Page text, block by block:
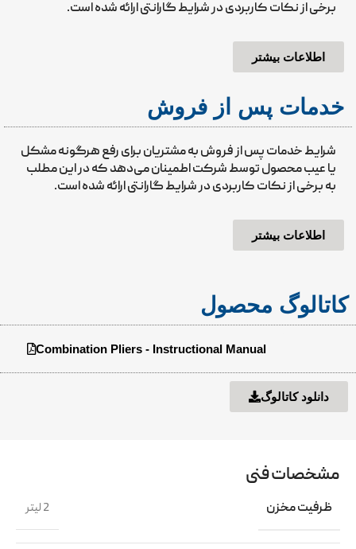
برخی از نکات کاربردی در شرایط گارانتی ارائه شده است.
اطلاعات بیشتر
خدمات پس از فروش
شرایط خدمات پس از فروش به مشتریان برای رفع هرگونه مشکل
یا عیب محصول توسط شرکت اطمینان می‌دهد که در این مطلب
به برخی از نکات کاربردی در شرایط گارانتی ارائه شده است.
اطلاعات بیشتر
کاتالوگ محصول
Combination Pliers - Instructional Manual
دانلود کاتالوگ
مشخصات فنی
ظرفیت مخزن 2 لیتر